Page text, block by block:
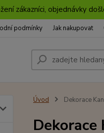
zákazníci, objednávky
podmínky Jak nakupovat
Úvod Dekorace
Dekorace